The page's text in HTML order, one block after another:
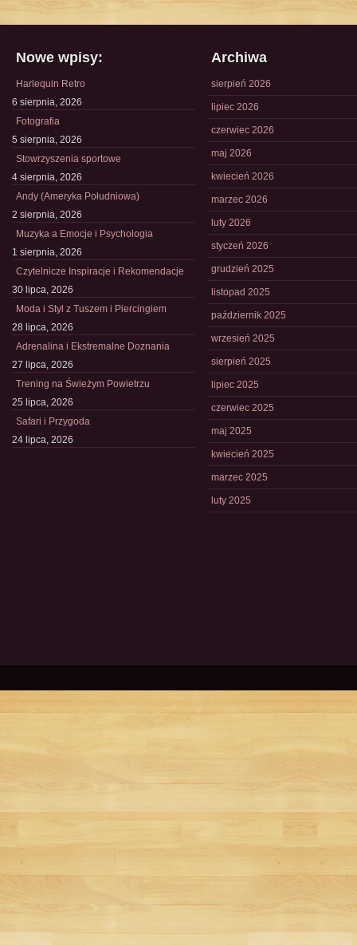
Nowe wpisy:
Harlequin Retro
6 sierpnia, 2026
Fotografia
5 sierpnia, 2026
Stowrzyszenia sportowe
4 sierpnia, 2026
Andy (Ameryka Południowa)
2 sierpnia, 2026
Muzyka a Emocje i Psychologia
1 sierpnia, 2026
Czytelnicze Inspiracje i Rekomendacje
30 lipca, 2026
Moda i Styl z Tuszem i Piercingiem
28 lipca, 2026
Adrenalina i Ekstremalne Doznania
27 lipca, 2026
Trening na Świeżym Powietrzu
25 lipca, 2026
Safari i Przygoda
24 lipca, 2026
Archiwa
sierpień 2026
lipiec 2026
czerwiec 2026
maj 2026
kwiecień 2026
marzec 2026
luty 2026
styczeń 2026
grudzień 2025
listopad 2025
październik 2025
wrzesień 2025
sierpień 2025
lipiec 2025
czerwiec 2025
maj 2025
kwiecień 2025
marzec 2025
luty 2025